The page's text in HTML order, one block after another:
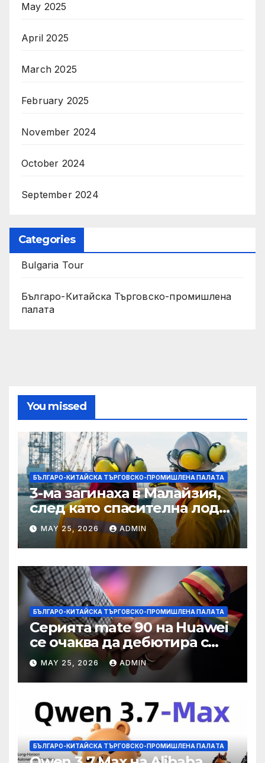
May 2025
April 2025
March 2025
February 2025
November 2024
October 2024
September 2024
Categories
Bulgaria Tour
Българо-Китайска Търговско-промишлена
палaта
You missed
БЪЛГАРО-КИТАЙСКА ТЪРГОВСКО-ПРОМИШЛЕНА ПАЛAТА
3-ма загинаха в Малайзия,
след като спасителна лодка
падна в морето от
плаващия кораб на
Petronas
MAY 25, 2026 ADMIN
БЪЛГАРО-КИТАЙСКА ТЪРГОВСКО-ПРОМИШЛЕНА ПАЛAТА
Серията mate 90 на Huawei
се очаква да дебютира с
нов чип Kirin тази есен ·
TechNode
MAY 25, 2026 ADMIN
БЪЛГАРО-КИТАЙСКА ТЪРГОВСКО-ПРОМИШЛЕНА ПАЛAТА